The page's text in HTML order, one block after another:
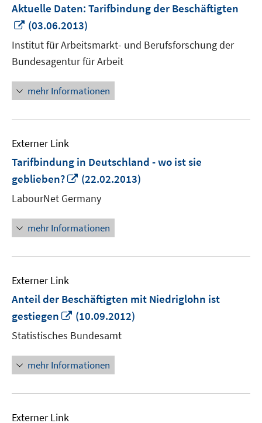
Aktuelle Daten: Tarifbindung der Beschäftigten
In
neuem
Fenster
öffnen
(03.06.2013)
Institut für Arbeitsmarkt- und Berufsforschung der
Bundesagentur für Arbeit
mehr Informationen
Externer Link
Tarifbindung in Deutschland - wo ist sie
geblieben?
In
Fenster
öffnen
(22.02.2013)
LabourNet Germany
mehr Informationen
Externer Link
Anteil der Beschäftigten mit Niedriglohn ist
gestiegen
In
neuem
Fenster
öffnen
(10.09.2012)
Statistisches Bundesamt
mehr Informationen
Externer Link